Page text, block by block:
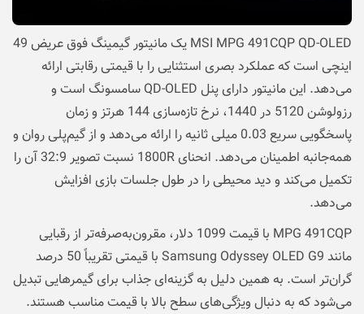
MSI MPG 491CQP QD-OLED یک مانیتور گیمینگ فوق عریض 49
اینچی است که عملکرد بصری استثنایی را با قیمتی رقابتی ارائه
می‌دهد. این مانیتور دارای پنل QD-OLED سامسونگ است و
رزولوشن
5120 در 1440، نرخ تازه‌سازی 144 هرتز و زمان
پاسخگویی سریع 0.03 میلی ثانیه را ارائه می‌دهد و از گیم‌پلی روان و
همه‌جانبه اطمینان می‌دهد. انحنای 1800R نسبت تصویر 32:9 آن را
تکمیل می‌کند و دید محیطی را در طول جلسات بازی افزایش
می‌دهد.
MPG 491CQP با قیمت 1099 دلار، مقرون‌به‌صرفه‌تر از رقبایی
مانند Samsung Odyssey OLED G9 با قیمتی تقریباً 50 درصد
گران‌تر است. به همین دلیل به گزینه‌ای جذاب برای گیمرهایی تبدیل
می‌شود که به دنبال ویژگی‌های سطح بالا با قیمت مناسب هستند.